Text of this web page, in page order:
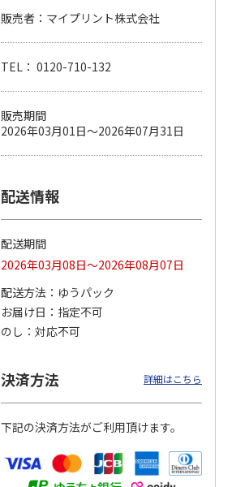
ペット線香 虹のか
なた フルーティフ
ローラルの香り
590円
(送料別・税込) (送料別・税込)
販売者：マイプリント株式会社
TEL： 0120-710-132
販売期間
2026年03月01日～2026年07月31日
配送情報
配送期間
2026年03月08日～2026年08月07日
配送方法
ゆうパック
お届け日
指定不可
のし
対応不可
決済方法 詳細はこちら
下記の決済方法がご利用頂けます。